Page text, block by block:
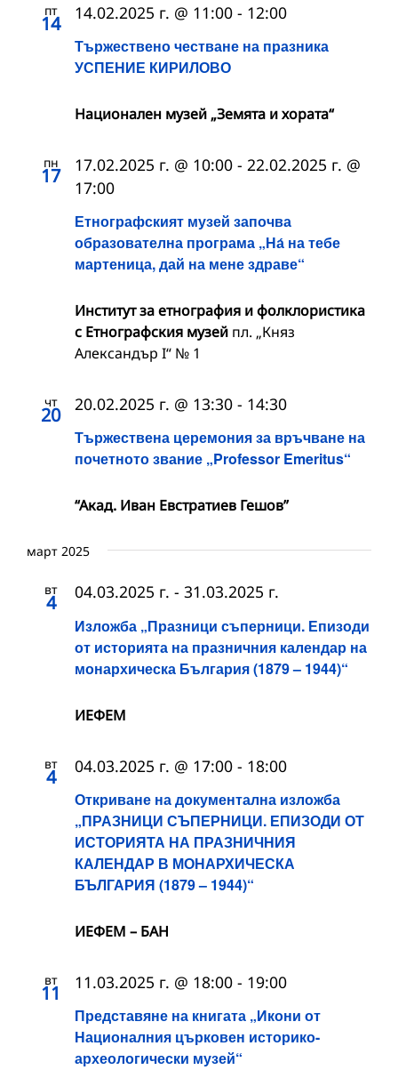
пт
14
Тържествено честване на празника
УСПЕНИЕ КИРИЛОВО
14.02.2025 г. @ 11:00 - 12:00
Национален музей „Земята и хората“
пн
17
Етнографският музей започва
образователна програма „На́ на тебе
мартеница, дай на мене здраве“
17.02.2025 г. @ 10:00 - 22.02.2025 г. @
17:00
Институт за етнография и фолклористика
с Етнографския музей пл. „Княз
Александър I“ № 1
чт
20
Тържествена церемония за връчване на
почетното звание „Professor Emeritus“
20.02.2025 г. @ 13:30 - 14:30
“Акад. Иван Евстратиев Гешов”
март 2025
вт
4
Изложба „Празници съперници. Епизоди
от историята на празничния календар на
монархическа България (1879 – 1944)“
04.03.2025 г. - 31.03.2025 г.
ИЕФЕМ
вт
4
Откриване на документална изложба
„ПРАЗНИЦИ СЪПЕРНИЦИ. ЕПИЗОДИ ОТ
ИСТОРИЯТА НА ПРАЗНИЧНИЯ
КАЛЕНДАР В МОНАРХИЧЕСКА
БЪЛГАРИЯ (1879 – 1944)“
04.03.2025 г. @ 17:00 - 18:00
ИЕФЕМ – БАН
вт
11
Представяне на книгата „Икони от
Националния църковен историко-
археологически музей“
11.03.2025 г. @ 18:00 - 19:00